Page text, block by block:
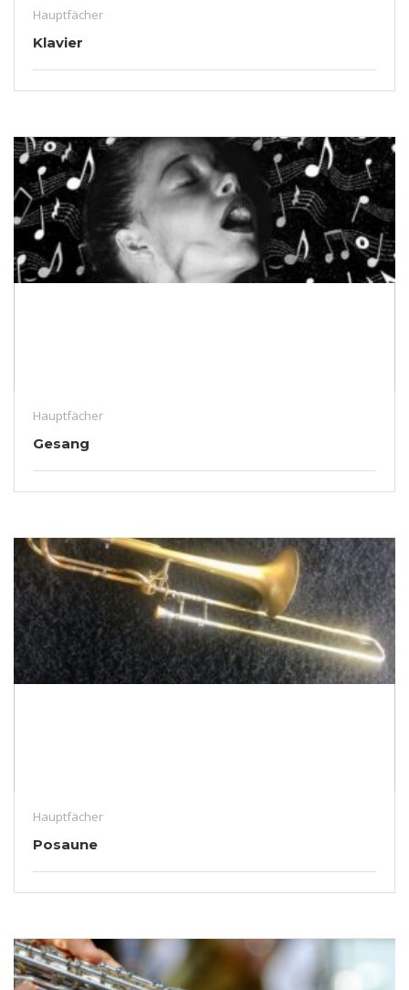
Hauptfächer
Klavier
Hauptfächer
Gesang
Hauptfächer
Posaune